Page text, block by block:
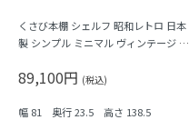
くさび本棚 シェルフ 昭和レトロ 日本
製 シンプル ミニマル ヴィンテージ 木
89,100円 (税込)
幅 81 奥行 23.5 高さ 138.5